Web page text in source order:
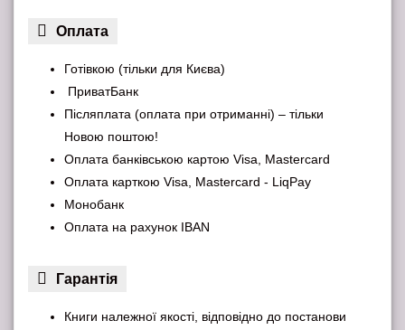
Оплата
Готівкою (тільки для Києва)
ПриватБанк
Післяплата (оплата при отриманні) – тільки
Новою поштою!
Оплата банківською картою Visa, Mastercard
Оплата карткою Visa, Mastercard - LiqPay
Монобанк
Оплата на рахунок IBAN
Гарантiя
Книги належної якості, відповідно до постанови